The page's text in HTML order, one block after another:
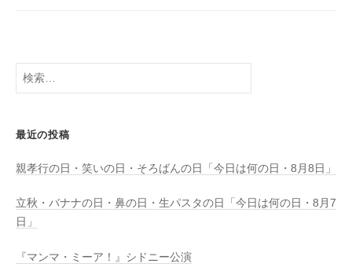
検
最近の投稿
親孝行の日・笑いの日・そろばんの日「今日は何の日・8月8日」
立秋・バナナの日・鼻の日・生パスタの日「今日は何の日・8月7
日」
『マンマ・ミーア！』シドニー公演